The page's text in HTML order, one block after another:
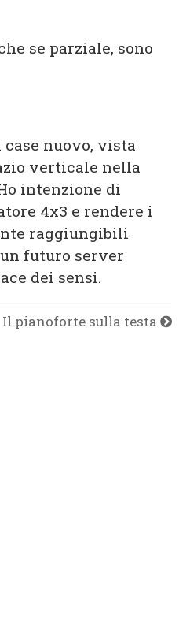
se parziale, sono
case nuovo, vista
verticale nella
intenzione di
4x3 e rendere i
raggiungibili
futuro server
dei sensi.
Il pianoforte sulla testa